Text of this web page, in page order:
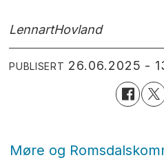
LennartHovland
PUBLISERT 26.06.2025 -
Møre og